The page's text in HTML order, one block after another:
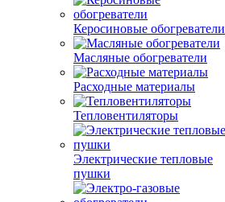
Керосиновые обогреватели
Масляные обогреватели
Расходные материалы
Тепловентиляторы
Электрические тепловые
пушки